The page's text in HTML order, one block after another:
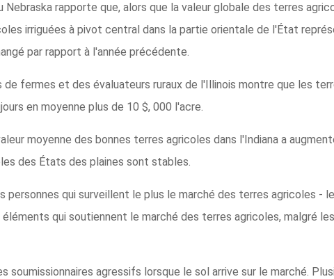
rapporte que, alors que la valeur globale des terres
irriguées à pivot central dans la partie orientale de l'État
par rapport à l'année précédente.
fermes et des évaluateurs ruraux de l'Illinois montre que les
en moyenne plus de 10 $, 000 l'acre.
moyenne des bonnes terres agricoles dans l'Indiana a
des États des plaines sont stables.
personnes qui surveillent le plus le marché des terres agricoles -
qui soutiennent le marché des terres agricoles, malgré
agressifs lorsque le sol arrive sur le marché.